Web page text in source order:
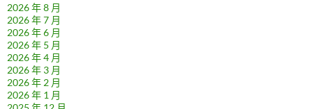
2026 年 8 月
2026 年 7 月
2026 年 6 月
2026 年 5 月
2026 年 4 月
2026 年 3 月
2026 年 2 月
2026 年 1 月